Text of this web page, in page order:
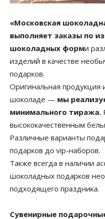
«Московская
выполняет заказы по
шоколадных форми
изделий в качестве
подарков.
Оригинальная продукция
шоколаде — мы
минимального тиража.
высококачественным
Различные варианты
подарков до vip-наборов.
Также всегда в наличии
шоколадных подарков
подходящего праздника.
Сувенирные